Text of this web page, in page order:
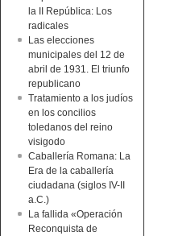
la II República: Los
radicales
Las elecciones
municipales del 12 de
abril de 1931. El triunfo
republicano
Tratamiento a los judíos
en los concilios
toledanos del reino
visigodo
Caballería Romana: La
Era de la caballería
ciudadana (siglos IV-II
a.C.)
La fallida «Operación
Reconquista de